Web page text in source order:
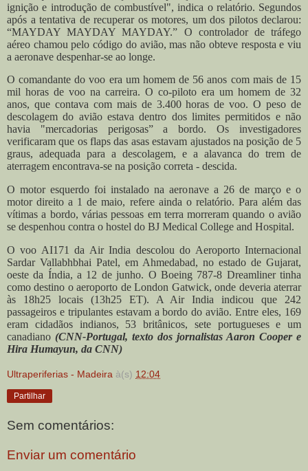
ignição e introdução de combustível", indica o relatório. Segundos
após a tentativa de recuperar os motores, um dos pilotos declarou:
“MAYDAY MAYDAY MAYDAY.” O controlador de tráfego
aéreo chamou pelo código do avião, mas não obteve resposta e viu
a aeronave despenhar-se ao longe.
O comandante do voo era um homem de 56 anos com mais de 15
mil horas de voo na carreira. O co-piloto era um homem de 32
anos, que contava com mais de 3.400 horas de voo. O peso de
descolagem do avião estava dentro dos limites permitidos e não
havia "mercadorias perigosas” a bordo. Os investigadores
verificaram que os flaps das asas estavam ajustados na posição de 5
graus, adequada para a descolagem, e a alavanca do trem de
aterragem encontrava-se na posição correta - descida.
O motor esquerdo foi instalado na aeronave a 26 de março e o
motor direito a 1 de maio, refere ainda o relatório. Para além das
vítimas a bordo, várias pessoas em terra morreram quando o avião
se despenhou contra o hostel do BJ Medical College and Hospital.
O voo AI171 da Air India descolou do Aeroporto Internacional
Sardar Vallabhbhai Patel, em Ahmedabad, no estado de Gujarat,
oeste da Índia, a 12 de junho. O Boeing 787-8 Dreamliner tinha
como destino o aeroporto de London Gatwick, onde deveria aterrar
às 18h25 locais (13h25 ET). A Air India indicou que 242
passageiros e tripulantes estavam a bordo do avião. Entre eles, 169
eram cidadãos indianos, 53 britânicos, sete portugueses e um
canadiano (CNN-Portugal, texto dos jornalistas Aaron Cooper e
Hira Humayun, da CNN)
Ultraperiferias - Madeira à(s) 12:04
Partilhar
Sem comentários:
Enviar um comentário